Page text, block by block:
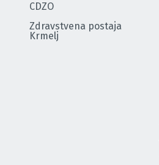
CDZO
Zdravstvena postaja
Krmelj